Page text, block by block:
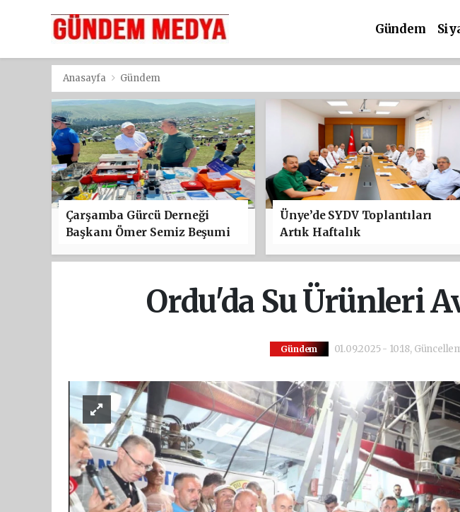
Gündem
Anasayfa Gündem
Çarşamba Gürcü Derneği
Başkanı Ömer Semiz Beşumi
Ünye’de SYDV Toplantıları
Artık Haftalık
Ordu'da Su Ürünleri
Gündem 01.09.2025 - 10:18,